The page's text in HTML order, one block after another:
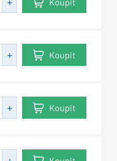
Koupit
Koupit